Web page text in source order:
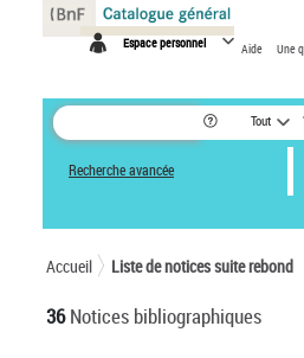
Espace personnel Aide Une
Tout
Recherche avancée
Accueil Liste de notices suite rebond
36Notices bibliographiques
Panneau de gestion des cookies